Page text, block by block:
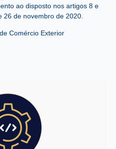
ao disposto nos artigos 8 e
26 de novembro de 2020.
Comércio Exterior